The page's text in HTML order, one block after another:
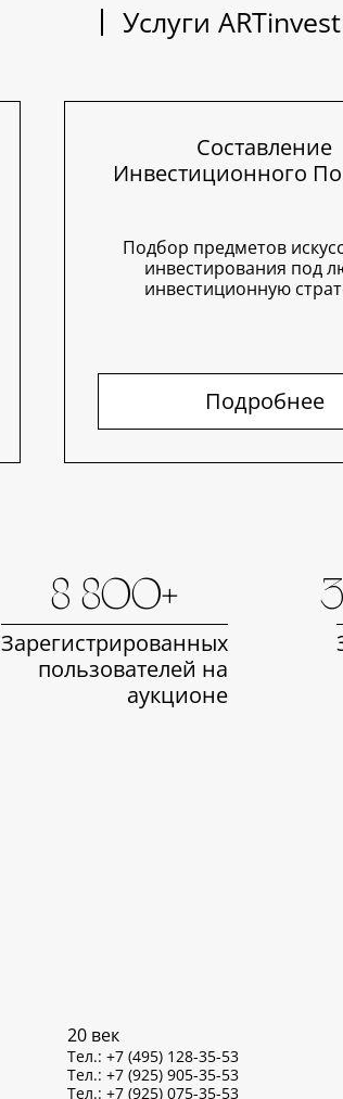
Услуги
Составление
Инвестиционного
Подбор предметов
инвестирования под
инвестиционную
Подробнее
8 800+
Зарегистрированных
пользователей на
аукционе
20 век
Тел.: +7 (495) 128-35-53
Тел.: +7 (925) 905-35-53
Тел.: +7 (925) 075-35-53